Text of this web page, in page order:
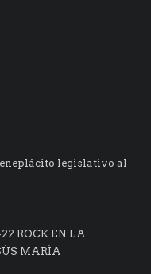
legislativo al
ROCK EN LA
MARÍA